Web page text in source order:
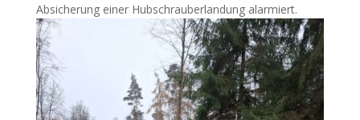
Absicherung einer Hubschrauberlandung alarmiert.